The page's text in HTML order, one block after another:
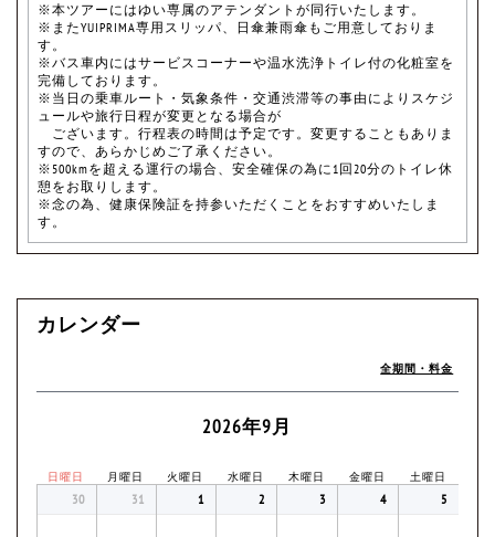
※本ツアーにはゆい専属のアテンダントが同行いたします。
※またYUIPRIMA専用スリッパ、日傘兼雨傘もご用意しておりま
す。
※バス車内にはサービスコーナーや温水洗浄トイレ付の化粧室を
完備しております。
※当日の乗車ルート・気象条件・交通渋滞等の事由によりスケジ
ュールや旅行日程が変更となる場合が
ございます。行程表の時間は予定です。変更することもありま
すので、あらかじめご了承ください。
※500kmを超える運行の場合、安全確保の為に1回20分のトイレ休
憩をお取りします。
※念の為、健康保険証を持参いただくことをおすすめいたしま
す。
カレンダー
全期間・料金
2026年9月
日曜日 月曜日 火曜日 水曜日 木曜日 金曜日 土曜日
30 31 1 2 3 4 5